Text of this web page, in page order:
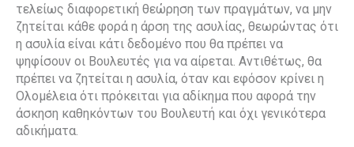
τελείως διαφορετική θεώρηση των πραγμάτων, να μην
ζητείται κάθε φορά η άρση της ασυλίας, θεωρώντας ότι
η ασυλία είναι κάτι δεδομένο που θα πρέπει να
ψηφίσουν οι Βουλευτές για να αίρεται. Αντιθέτως, θα
πρέπει να ζητείται η ασυλία, όταν και εφόσον κρίνει η
Ολομέλεια ότι πρόκειται για αδίκημα που αφορά την
άσκηση καθηκόντων του Βουλευτή και όχι γενικότερα
αδικήματα.